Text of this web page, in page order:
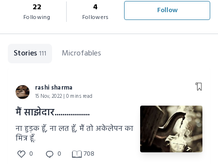
22
Following
4
Followers
Follow
Stories 111 Microfables
rashi sharma
15 Nov, 2022 | 0 mins read
मैं साझेदार..................
ना हुड़क हूँ, ना लत हूँ, मैं तो अकेलेपन का
मित्र हूँ.
0 0 708